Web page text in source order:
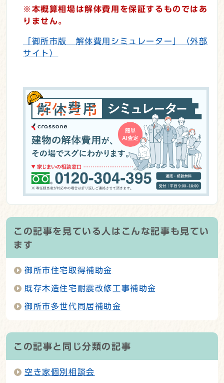
※本概算相場は解体費用を保証するものではあ
りません。
「御所市版 解体費用シミュレーター」（外部
サイト）
この記事を見ている人はこんな記事も見てい
ます
御所市住宅取得補助金
既存木造住宅耐震改修工事補助金
御所市多世代同居補助金
この記事と同じ分類の記事
空き家個別相談会